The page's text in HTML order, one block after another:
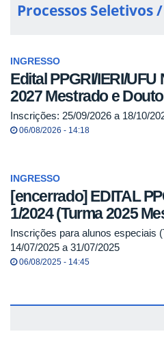
Processos Seletivos
INGRESSO
Edital PPGRI/IERI/UFU
2027 Mestrado e
Inscrições: 25/09/2026 a 18/10/
06/08/2026 - 14:18
INGRESSO
[encerrado] EDITAL
1/2024 (Turma 2025
Inscrições para alunos especiais
14/07/2025 a 31/07/2025
06/08/2025 - 14:45